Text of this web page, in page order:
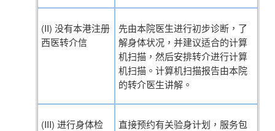
(II) 没有本港注册
西医转介信
先由本院医生进行初步诊断，了
解身体状况，并建议适合的计算
机扫描，然后安排转介进行计算
机扫描。计算机扫描报告由本院
的转介医生讲解。
(III) 进行身体检
直接预约有关验身计划，服务包